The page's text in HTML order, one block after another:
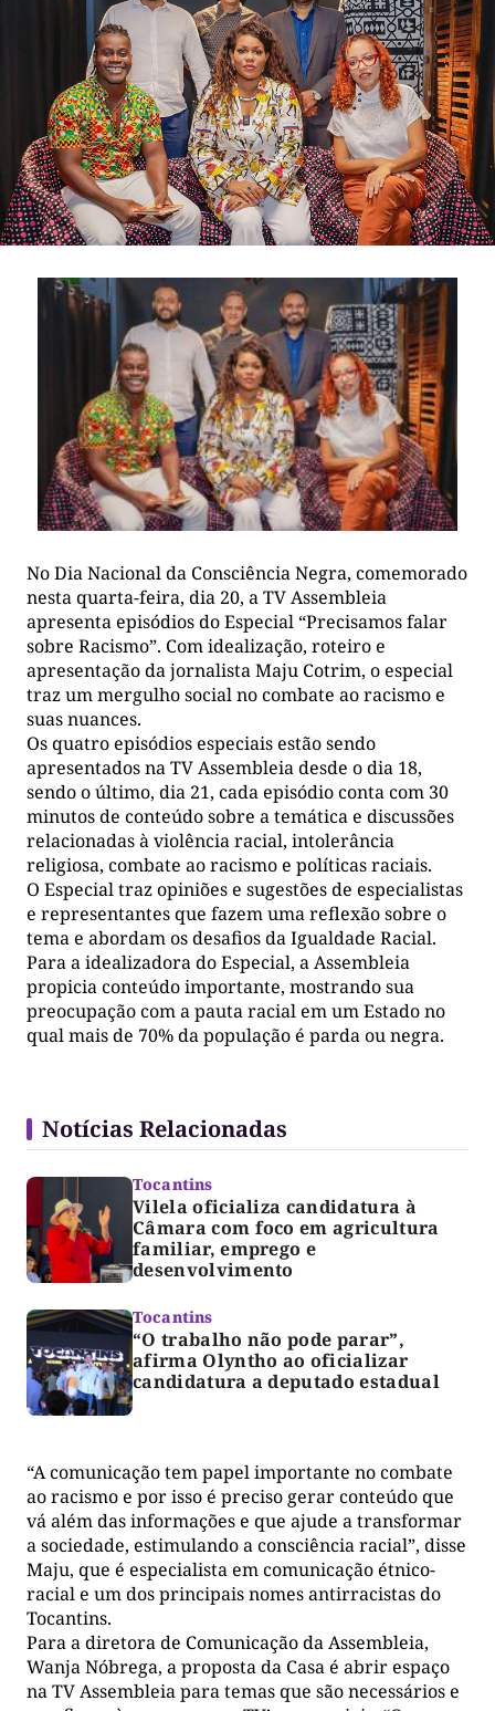
No Dia Nacional da Consciência Negra, comemorado
nesta quarta-feira, dia 20, a TV Assembleia
apresenta episódios do Especial “Precisamos falar
sobre Racismo”. Com idealização, roteiro e
apresentação da jornalista Maju Cotrim, o especial
traz um mergulho social no combate ao racismo e
suas nuances.
Os quatro episódios especiais estão sendo
apresentados na TV Assembleia desde o dia 18,
sendo o último, dia 21, cada episódio conta com 30
minutos de conteúdo sobre a temática e discussões
relacionadas à violência racial, intolerância
religiosa, combate ao racismo e políticas raciais.
O Especial traz opiniões e sugestões de especialistas
e representantes que fazem uma reflexão sobre o
tema e abordam os desafios da Igualdade Racial.
Para a idealizadora do Especial, a Assembleia
propicia conteúdo importante, mostrando sua
preocupação com a pauta racial em um Estado no
qual mais de 70% da população é parda ou negra.
Notícias Relacionadas
Tocantins
Vilela oficializa candidatura à
Câmara com foco em agricultura
familiar, emprego e
desenvolvimento
Tocantins
“O trabalho não pode parar”,
afirma Olyntho ao oficializar
candidatura a deputado estadual
“A comunicação tem papel importante no combate
ao racismo e por isso é preciso gerar conteúdo que
vá além das informações e que ajude a transformar
a sociedade, estimulando a consciência racial”, disse
Maju, que é especialista em comunicação étnico-
racial e um dos principais nomes antirracistas do
Tocantins.
Para a diretora de Comunicação da Assembleia,
Wanja Nóbrega, a proposta da Casa é abrir espaço
na TV Assembleia para temas que são necessários e